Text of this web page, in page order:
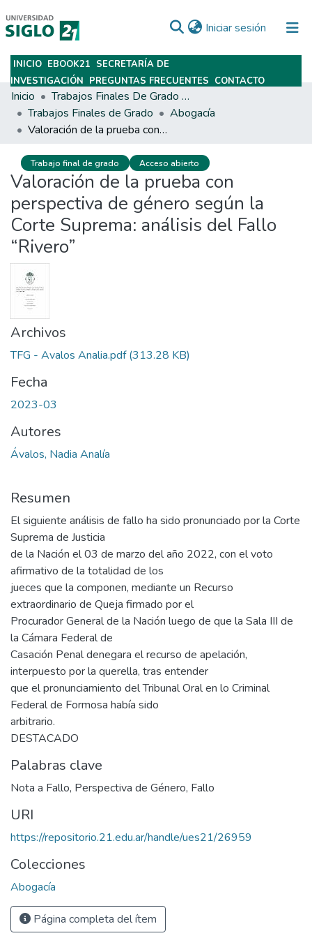
Iniciar sesión (current)
Subir
INICIO EBOOK21 SECRETARÍA DE
INVESTIGACIÓN PREGUNTAS FRECUENTES CONTACTO
Inicio
Trabajos Finales De Grado Y Posgrado
Trabajos Finales de Grado
Abogacía
Valoración de la prueba con perspectiva de género según la Corte Suprema: análisis del Fallo “Rivero”
Trabajo final de grado Acceso abierto
Valoración de la prueba con
perspectiva de género según la
Corte Suprema: análisis del Fallo
“Rivero”
Archivos
TFG - Avalos Analia.pdf(313.28 KB)
Fecha
2023-03
Autores
Ávalos, Nadia Analía
Resumen
El siguiente análisis de fallo ha sido pronunciado por la Corte
Suprema de Justicia
de la Nación el 03 de marzo del año 2022, con el voto
afirmativo de la totalidad de los
jueces que la componen, mediante un Recurso
extraordinario de Queja firmado por el
Procurador General de la Nación luego de que la Sala III de
la Cámara Federal de
Casación Penal denegara el recurso de apelación,
interpuesto por la querella, tras entender
que el pronunciamiento del Tribunal Oral en lo Criminal
Federal de Formosa había sido
arbitrario.
DESTACADO
Palabras clave
Nota a Fallo, Perspectiva de Género, Fallo
URI
https://repositorio.21.edu.ar/handle/ues21/26959
Colecciones
Abogacía
Página completa del ítem